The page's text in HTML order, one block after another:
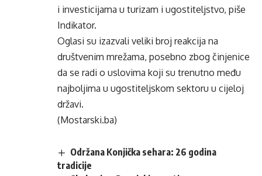
i investicijama u turizam i ugostiteljstvo, piše
Indikator.
Oglasi su izazvali veliki broj reakcija na
društvenim mrežama, posebno zbog činjenice
da se radi o uslovima koji su trenutno među
najboljima u ugostiteljskom sektoru u cijeloj
državi.
(Mostarski.ba)
Održana Konjička sehara: 26 godina
tradicije